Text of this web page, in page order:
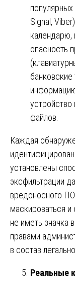
Signal,
календарю,
опасность
файлов.
Каждая
установлены
эксфильтрации
вредоносного
маскироваться
не иметь значка
правами
в состав
Реальные